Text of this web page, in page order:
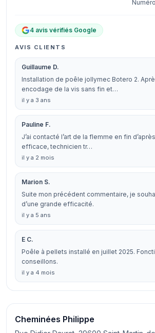
4 avis vérifiés Google
AVIS CLIENTS
Guillaume D.
Installation de poêle jollymec Botero 2.
encodage de la vis sans fin et…
il y a 3 ans
Pauline F.
J’ai contacté l’art de la flemme en fin
efficace, technicien tr…
il y a 2 mois
Marion S.
Suite mon précédent commentaire, je
d’une grande efficacité.
il y a 5 ans
E C.
Poêle à pellets installé en juillet 2025.
conseillons.
il y a 4 mois
Cheminées Philippe